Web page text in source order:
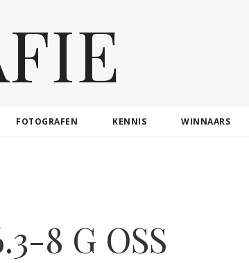
FOTOGRAFEN KENNIS WINNAARS
8 G OSS